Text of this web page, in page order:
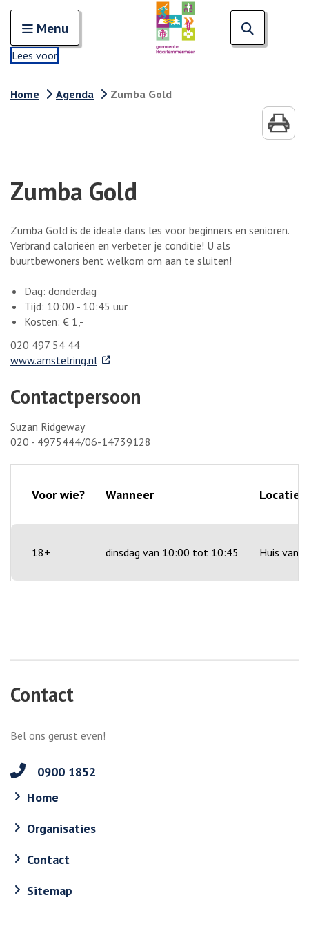
Open en sluit het
Menu
Lees voor
Home Agenda Zumba Gold
Zumba Gold
Zumba Gold is de ideale dans les voor beginners en senioren.
Verbrand calorieën en verbeter je conditie! U als
buurtbewoners bent welkom om aan te sluiten!
Dag: donderdag
Tijd: 10:00 - 10:45 uur
Kosten: € 1,-
020 497 54 44
www.amstelring.nl . Externe link
Contactpersoon
Suzan Ridgeway
020 - 4975444/06-14739128
Voor wie? Wanneer Locatie
18+ dinsdag van 10:00 tot 10:45 Huis van
Contact
Bel ons gerust even!
0900 1852
Home
Organisaties
Contact
Sitemap